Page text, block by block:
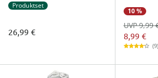
Produktset
26,99 €
10 %
8,99 €
UVP 9,99
(9)